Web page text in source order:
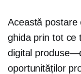
Această postare
ghida prin tot ce
digital
oportunităților